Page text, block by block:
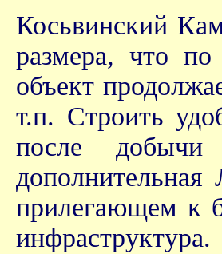
Косьвинский
размера, что
объект
т.п. Строить
после
прилегающем к
инфраструктура.